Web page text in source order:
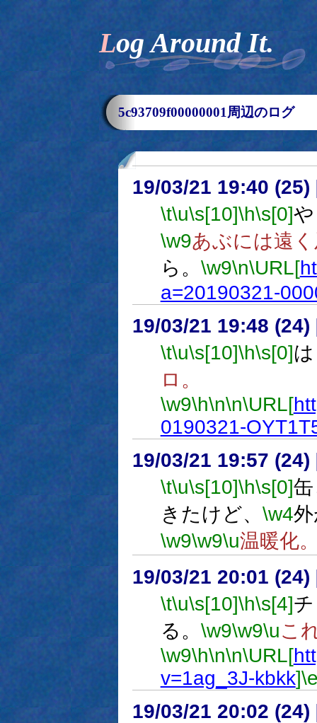
Log Around It.
5c93709f00000001周辺のログ
19/03/21 19:40 (25)
\t\u\s[10]\h\s[0]
\w9あぶには遠
ら。 \w9\n\URL[
a=20190321-
19/03/21 19:48 (24)
\t\u\s[10]\h\s[0]
ロ。
\w9\h\n\n\URL[
0190321-
19/03/21 19:57 (24)
\t\u\s[10]\h\s[0]
きたけど、 \w4
\w9\w9\u温暖化
19/03/21 20:01 (24)
\t\u\s[10]\h\s[4]
る。 \w9\w9\uこ
\w9\h\n\n\URL[
v=1ag_3J-kbkk]
19/03/21 20:02 (24)